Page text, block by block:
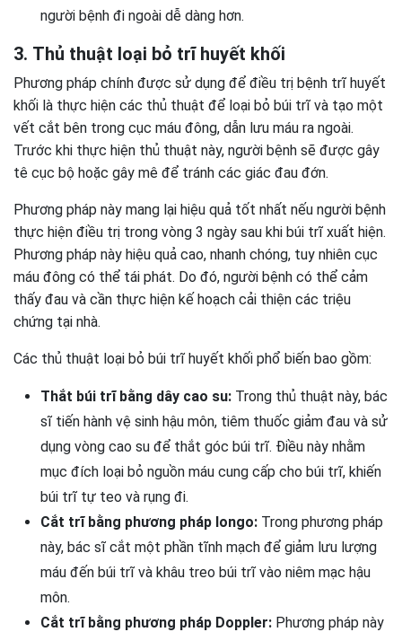
người bệnh đi ngoài dễ dàng hơn.
3. Thủ thuật loại bỏ trĩ huyết khối
Phương pháp chính được sử dụng để điều trị bệnh trĩ huyết
khối là thực hiện các thủ thuật để loại bỏ búi trĩ và tạo một
vết cắt bên trong cục máu đông, dẫn lưu máu ra ngoài.
Trước khi thực hiện thủ thuật này, người bệnh sẽ được gây
tê cục bộ hoặc gây mê để tránh các giác đau đớn.
Phương pháp này mang lại hiệu quả tốt nhất nếu người bệnh
thực hiện điều trị trong vòng 3 ngày sau khi búi trĩ xuất hiện.
Phương pháp này hiệu quả cao, nhanh chóng, tuy nhiên cục
máu đông có thể tái phát. Do đó, người bệnh có thể cảm
thấy đau và cần thực hiện kế hoạch cải thiện các triệu
chứng tại nhà.
Các thủ thuật loại bỏ búi trĩ huyết khối phổ biến bao gồm:
Thắt búi trĩ bằng dây cao su: Trong thủ thuật này, bác
sĩ tiến hành vệ sinh hậu môn, tiêm thuốc giảm đau và sử
dụng vòng cao su để thắt góc búi trĩ. Điều này nhằm
mục đích loại bỏ nguồn máu cung cấp cho búi trĩ, khiến
búi trĩ tự teo và rụng đi.
Cắt trĩ bằng phương pháp longo: Trong phương pháp
này, bác sĩ cắt một phần tĩnh mạch để giảm lưu lượng
máu đến búi trĩ và khâu treo búi trĩ vào niêm mạc hậu
môn.
Cắt trĩ bằng phương pháp Doppler: Phương pháp này